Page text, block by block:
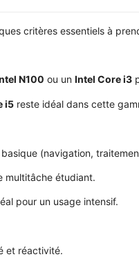
critères essentiels à
N100 ou un Intel Core i3
i5 reste idéal dans cette
(navigation,
multitâche étudiant.
pour un usage intensif.
et réactivité.